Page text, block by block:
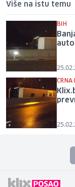
Više na istu temu
BIH
CRNA